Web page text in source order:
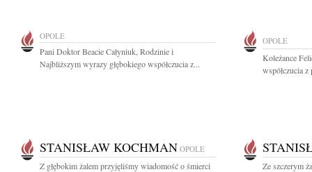
OPOLE
Pani Doktor Beacie Całyniuk, Rodzinie i
Najbliższym wyrazy głębokiego współczucia z...
OPOLE
Koleżance
współczucia
STANISŁAW KOCHMAN OPOLE
Z głębokim żalem przyjęliśmy wiadomość o śmierci
Ze szczerym